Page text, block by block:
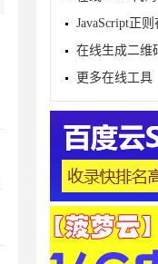
JavaScript正
在线生成二维
更多在线工具